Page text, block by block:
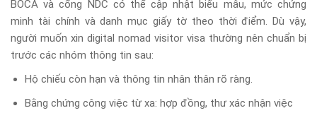
BOCA và cổng NDC có thể cập nhật biểu mẫu, mức chứng
minh tài chính và danh mục giấy tờ theo thời điểm. Dù vậy,
người muốn xin digital nomad visitor visa thường nên chuẩn bị
trước các nhóm thông tin sau:
Hộ chiếu còn hạn và thông tin nhân thân rõ ràng.
Bằng chứng công việc từ xa: hợp đồng, thư xác nhận việc